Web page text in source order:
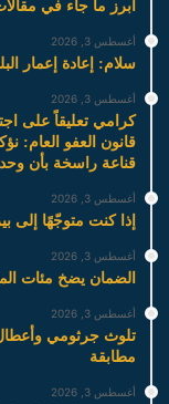
أبرز ما جاء في
أغسطس 3, 2026
سلام: إعادة إعمار
أغسطس 3, 2026
كرامي تعليقاً على
قانون العفو العام:
قناعة راسخة بأن
أغسطس 3, 2026
إذا كنت متوجّهًا إلى
أغسطس 3, 2026
الضمان يضخ مئات
أغسطس 3, 2026
تلوث جرثومي
مطابقة
أغسطس 3, 2026